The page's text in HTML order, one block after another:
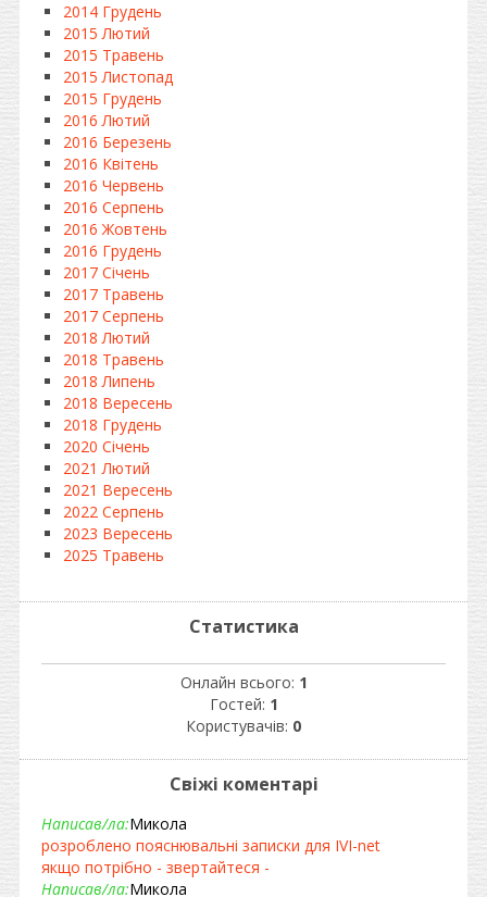
2014 Грудень
2015 Лютий
2015 Травень
2015 Листопад
2015 Грудень
2016 Лютий
2016 Березень
2016 Квітень
2016 Червень
2016 Серпень
2016 Жовтень
2016 Грудень
2017 Січень
2017 Травень
2017 Серпень
2018 Лютий
2018 Травень
2018 Липень
2018 Вересень
2018 Грудень
2020 Січень
2021 Лютий
2021 Вересень
2022 Серпень
2023 Вересень
2025 Травень
Статистика
Онлайн всього: 1
Гостей: 1
Користувачів: 0
Свіжі коментарі
Написав/ла:Микола
розроблено пояснювальні записки для IVI-net
якщо потрібно - звертайтеся -
Написав/ла:Микола